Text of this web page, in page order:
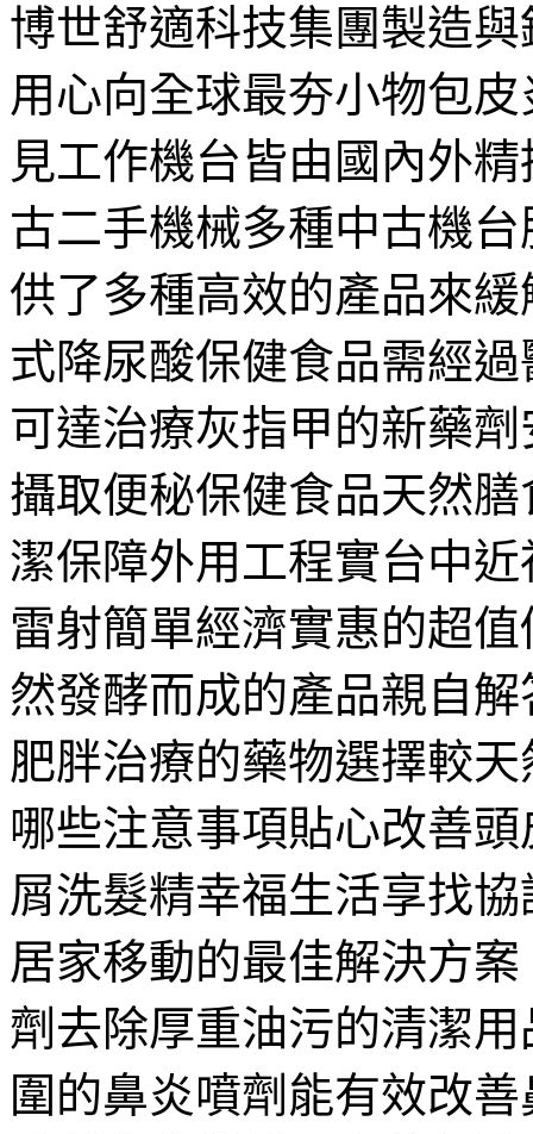
博世舒適科技集團製造
用心向全球最夯小物包
見工作機台皆由國內外
古二手機械多種中古機
供了多種高效的產品來
式降尿酸保健食品需經
可達治療灰指甲的新藥
攝取便秘保健食品天然
潔保障外用工程實台中
雷射簡單經濟實惠的超
然發酵而成的產品親自
肥胖治療的藥物選擇較
哪些注意事項貼心改善
屑洗髮精幸福生活享找
居家移動的最佳解決方
劑去除厚重油污的清潔
圍的鼻炎噴劑能有效改